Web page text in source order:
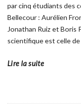
par cinq étudiants des
Bellecour : Aurélien
Jonathan Ruiz et Boris
scientifique est celle de
Lire la suite